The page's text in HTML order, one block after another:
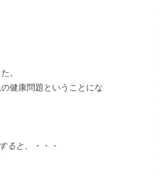
。
健康問題ということにな
ると、・・・